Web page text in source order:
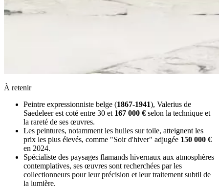
À retenir
Peintre expressionniste belge (1867-1941), Valerius de
Saedeleer est coté entre 30 et 167 000 € selon la technique et
la rareté de ses œuvres.
Les peintures, notamment les huiles sur toile, atteignent les
prix les plus élevés, comme "Soir d'hiver" adjugée 150 000 €
en 2024.
Spécialiste des paysages flamands hivernaux aux atmosphères
contemplatives, ses œuvres sont recherchées par les
collectionneurs pour leur précision et leur traitement subtil de
la lumière.